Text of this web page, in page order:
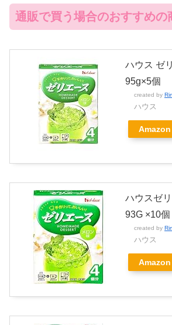
通販で買う場合のおすすめの
ハウス ゼ
95g×5個
created by
ハウス
Amazon
ハウスゼ
93G ×10個
created by
ハウス
Amazon